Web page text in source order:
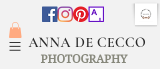
ANNA DE CECCO
PHOTOGRAPHY